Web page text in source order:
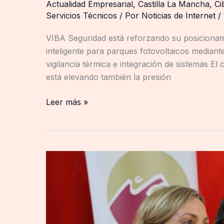
Actualidad Empresarial, Castilla La Mancha,
Servicios Técnicos / Por Noticias de Internet /
VIBA Seguridad está reforzando su
inteligente para parques fotovoltaicos
vigilancia térmica e integración de sistemas
está elevando también la presión
Leer más »